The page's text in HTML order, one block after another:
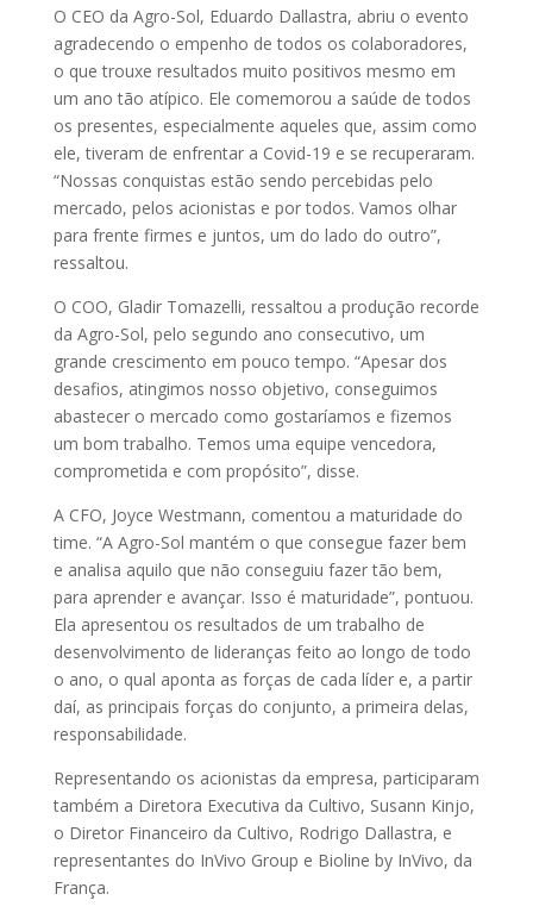
O CEO da Agro-Sol, Eduardo Dallastra, abriu o evento
agradecendo o empenho de todos os colaboradores,
o que trouxe resultados muito positivos mesmo em
um ano tão atípico. Ele comemorou a saúde de todos
os presentes, especialmente aqueles que, assim como
ele, tiveram de enfrentar a Covid-19 e se recuperaram.
“Nossas conquistas estão sendo percebidas pelo
mercado, pelos acionistas e por todos. Vamos olhar
para frente firmes e juntos, um do lado do outro”,
ressaltou.
O COO, Gladir Tomazelli, ressaltou a produção recorde
da Agro-Sol, pelo segundo ano consecutivo, um
grande crescimento em pouco tempo. “Apesar dos
desafios, atingimos nosso objetivo, conseguimos
abastecer o mercado como gostaríamos e fizemos
um bom trabalho. Temos uma equipe vencedora,
comprometida e com propósito”, disse.
A CFO, Joyce Westmann, comentou a maturidade do
time. “A Agro-Sol mantém o que consegue fazer bem
e analisa aquilo que não conseguiu fazer tão bem,
para aprender e avançar. Isso é maturidade”, pontuou.
Ela apresentou os resultados de um trabalho de
desenvolvimento de lideranças feito ao longo de todo
o ano, o qual aponta as forças de cada líder e, a partir
daí, as principais forças do conjunto, a primeira delas,
responsabilidade.
Representando os acionistas da empresa, participaram
também a Diretora Executiva da Cultivo, Susann Kinjo,
o Diretor Financeiro da Cultivo, Rodrigo Dallastra, e
representantes do InVivo Group e Bioline by InVivo, da
França.